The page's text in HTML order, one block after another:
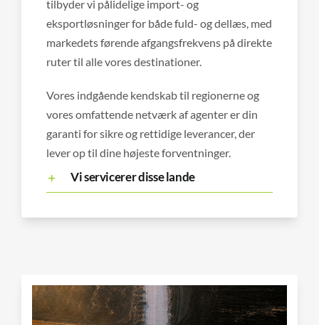
tilbyder vi pålidelige import- og
eksportløsninger for både fuld- og dellæs, med
markedets førende afgangsfrekvens på direkte
ruter til alle vores destinationer.
Vores indgående kendskab til regionerne og
vores omfattende netværk af agenter er din
garanti for sikre og rettidige leverancer, der
lever op til dine højeste forventninger.
Vi servicerer disse lande